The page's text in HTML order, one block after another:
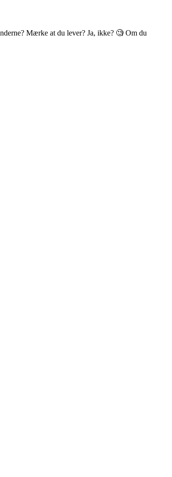
Mærke at du lever? Ja, ikke? 🧐 Om du